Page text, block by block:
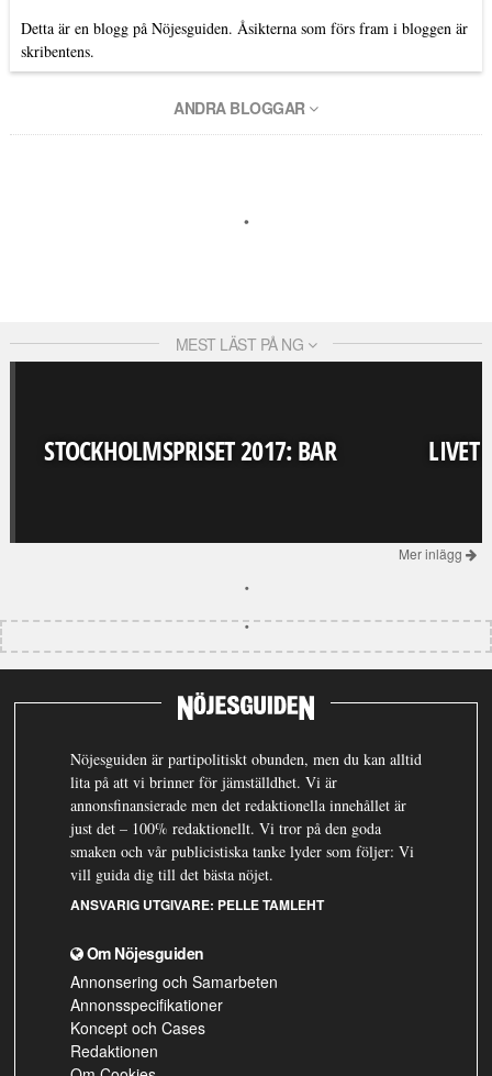
Detta är en blogg på Nöjesguiden. Åsikterna som förs fram i bloggen är
skribentens.
ANDRA BLOGGAR
MEST LÄST PÅ NG
STOCKHOLMSPRISET 2017: BAR LIVET
Mer inlägg
Nöjesguiden är partipolitiskt obunden, men du kan alltid
lita på att vi brinner för jämställdhet. Vi är
annonsfinansierade men det redaktionella innehållet är
just det – 100% redaktionellt. Vi tror på den goda
smaken och vår publicistiska tanke lyder som följer: Vi
vill guida dig till det bästa nöjet.
ANSVARIG UTGIVARE: PELLE TAMLEHT
Om Nöjesguiden
Annonsering och Samarbeten
Annonsspecifikationer
Koncept och Cases
Redaktionen